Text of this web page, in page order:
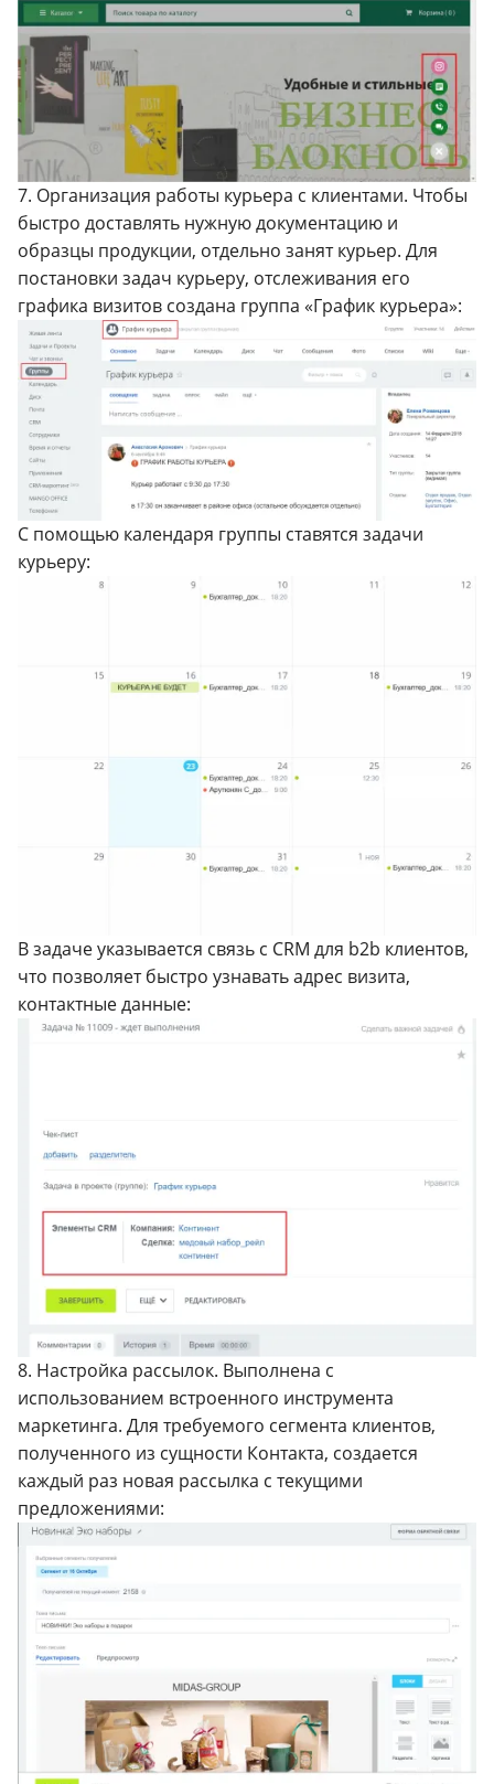
7. Организация работы курьера с клиентами. Чтобы
быстро доставлять нужную документацию и
образцы продукции, отдельно занят курьер. Для
постановки задач курьеру, отслеживания его
графика визитов создана группа «График курьера»:
С помощью календаря группы ставятся задачи
курьеру:
В задаче указывается связь с CRM для b2b клиентов,
что позволяет быстро узнавать адрес визита,
контактные данные:
8. Настройка рассылок. Выполнена с
использованием встроенного инструмента
маркетинга. Для требуемого сегмента клиентов,
полученного из сущности Контакта, создается
каждый раз новая рассылка с текущими
предложениями: